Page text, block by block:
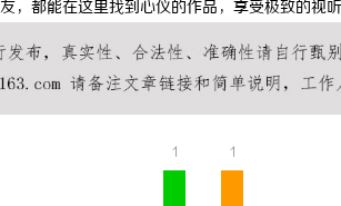
，都能在这里找到心仪的作品，享受极致的视听
1 1
温婉灵动，一眼万年！久匠量
唇，才是你整张脸的点睛之笔